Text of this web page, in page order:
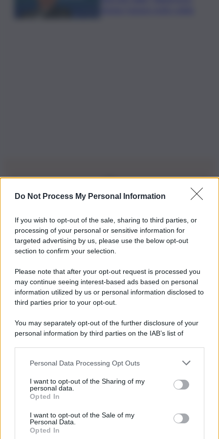
Do Not Process My Personal Information
If you wish to opt-out of the sale, sharing to third parties, or
processing of your personal or sensitive information for
targeted advertising by us, please use the below opt-out
section to confirm your selection.
Please note that after your opt-out request is processed you
may continue seeing interest-based ads based on personal
information utilized by us or personal information disclosed to
third parties prior to your opt-out.
You may separately opt-out of the further disclosure of your
personal information by third parties on the IAB’s list of
This information may also be disclosed by us to third parties
disclose it to other third parties.
Personal Data Processing Opt Outs
I want to opt-out of the Sharing of my
personal data.
Opted In
I want to opt-out of the Sale of my
Personal Data.
Opted In
Iscriviti alla nostra Newsletter
Iscriviti alla nostra newsletter per non perdere le ultime
novità
Iscriviti Ora
© 2026 | Ediservice s.r.l. 95126 Catania – Via Principe
01153210875 – Quotidiano di Sicilia usufruisce dei
contributi di cui al D.lgs n. 70/2017
Chi Siamo
Fondazione Etica e Valori Marilù Tregua